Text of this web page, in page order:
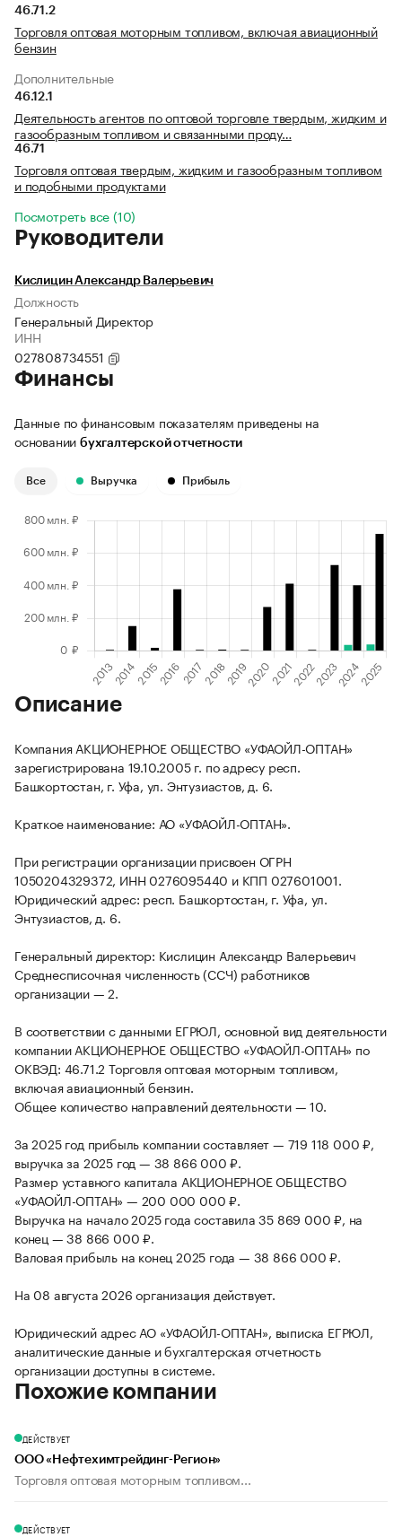
46.71.2
Торговля оптовая моторным топливом, включая авиационный
бензин
Дополнительные
46.12.1
Деятельность агентов по оптовой торговле твердым, жидким и
газообразным топливом и связанными проду…
46.71
Торговля оптовая твердым, жидким и газообразным топливом
и подобными продуктами
Посмотреть все (10)
Руководители
Кислицин Александр Валерьевич
Должность
Генеральный Директор
ИНН
027808734551
Финансы
Данные по финансовым показателям приведены на
основании бухгалтерской отчетности
Все Выручка Прибыль
Описание
Компания АКЦИОНЕРНОЕ ОБЩЕСТВО «УФАОЙЛ-ОПТАН»
зарегистрирована 19.10.2005 г. по адресу респ.
Башкортостан, г. Уфа, ул. Энтузиастов, д. 6.
Краткое наименование: АО «УФАОЙЛ-ОПТАН».
При регистрации организации присвоен ОГРН
1050204329372, ИНН 0276095440 и КПП 027601001.
Юридический адрес: респ. Башкортостан, г. Уфа, ул.
Энтузиастов, д. 6.
Генеральный директор: Кислицин Александр Валерьевич
Среднесписочная численность (ССЧ) работников
организации — 2.
В соответствии с данными ЕГРЮЛ, основной вид деятельности
компании АКЦИОНЕРНОЕ ОБЩЕСТВО «УФАОЙЛ-ОПТАН» по
ОКВЭД: 46.71.2 Торговля оптовая моторным топливом,
включая авиационный бензин.
Общее количество направлений деятельности — 10.
За 2025 год прибыль компании составляет — 719 118 000 ₽,
выручка за 2025 год — 38 866 000 ₽.
Размер уставного капитала АКЦИОНЕРНОЕ ОБЩЕСТВО
«УФАОЙЛ-ОПТАН» — 200 000 000 ₽.
Выручка на начало 2025 года составила 35 869 000 ₽, на
конец — 38 866 000 ₽.
Валовая прибыль на конец 2025 года — 38 866 000 ₽.
На 08 августа 2026 организация действует.
Юридический адрес АО «УФАОЙЛ-ОПТАН», выписка ЕГРЮЛ,
аналитические данные и бухгалтерская отчетность
организации доступны в системе.
Похожие компании
ДЕЙСТВУЕТ
ООО «Нефтехимтрейдинг-Регион»
Торговля оптовая моторным топливом...
ДЕЙСТВУЕТ